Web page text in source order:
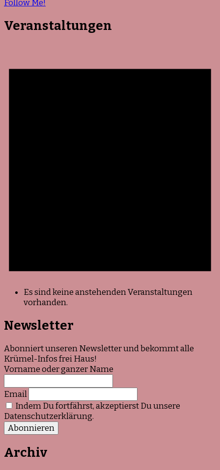
Follow Me!
Veranstaltungen
Es sind keine anstehenden Veranstaltungen
vorhanden.
Newsletter
Abonniert unseren Newsletter und bekommt alle
Krümel-Infos frei Haus!
Vorname oder ganzer Name
Email
Indem Du fortfährst, akzeptierst Du unsere
Datenschutzerklärung.
Archiv